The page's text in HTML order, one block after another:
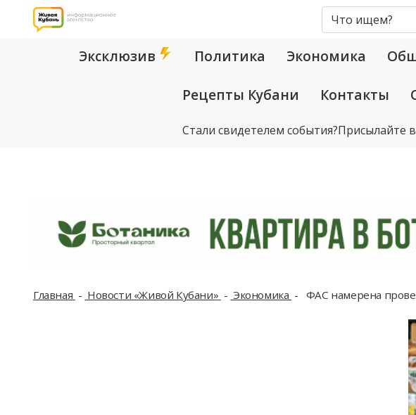
Эксклюзив Политика Экономика
Рецепты Кубани Контакты
Стали свидетелем события?Присылайте
Главная Новости «Живой Кубани» Экономика ФАС намерена